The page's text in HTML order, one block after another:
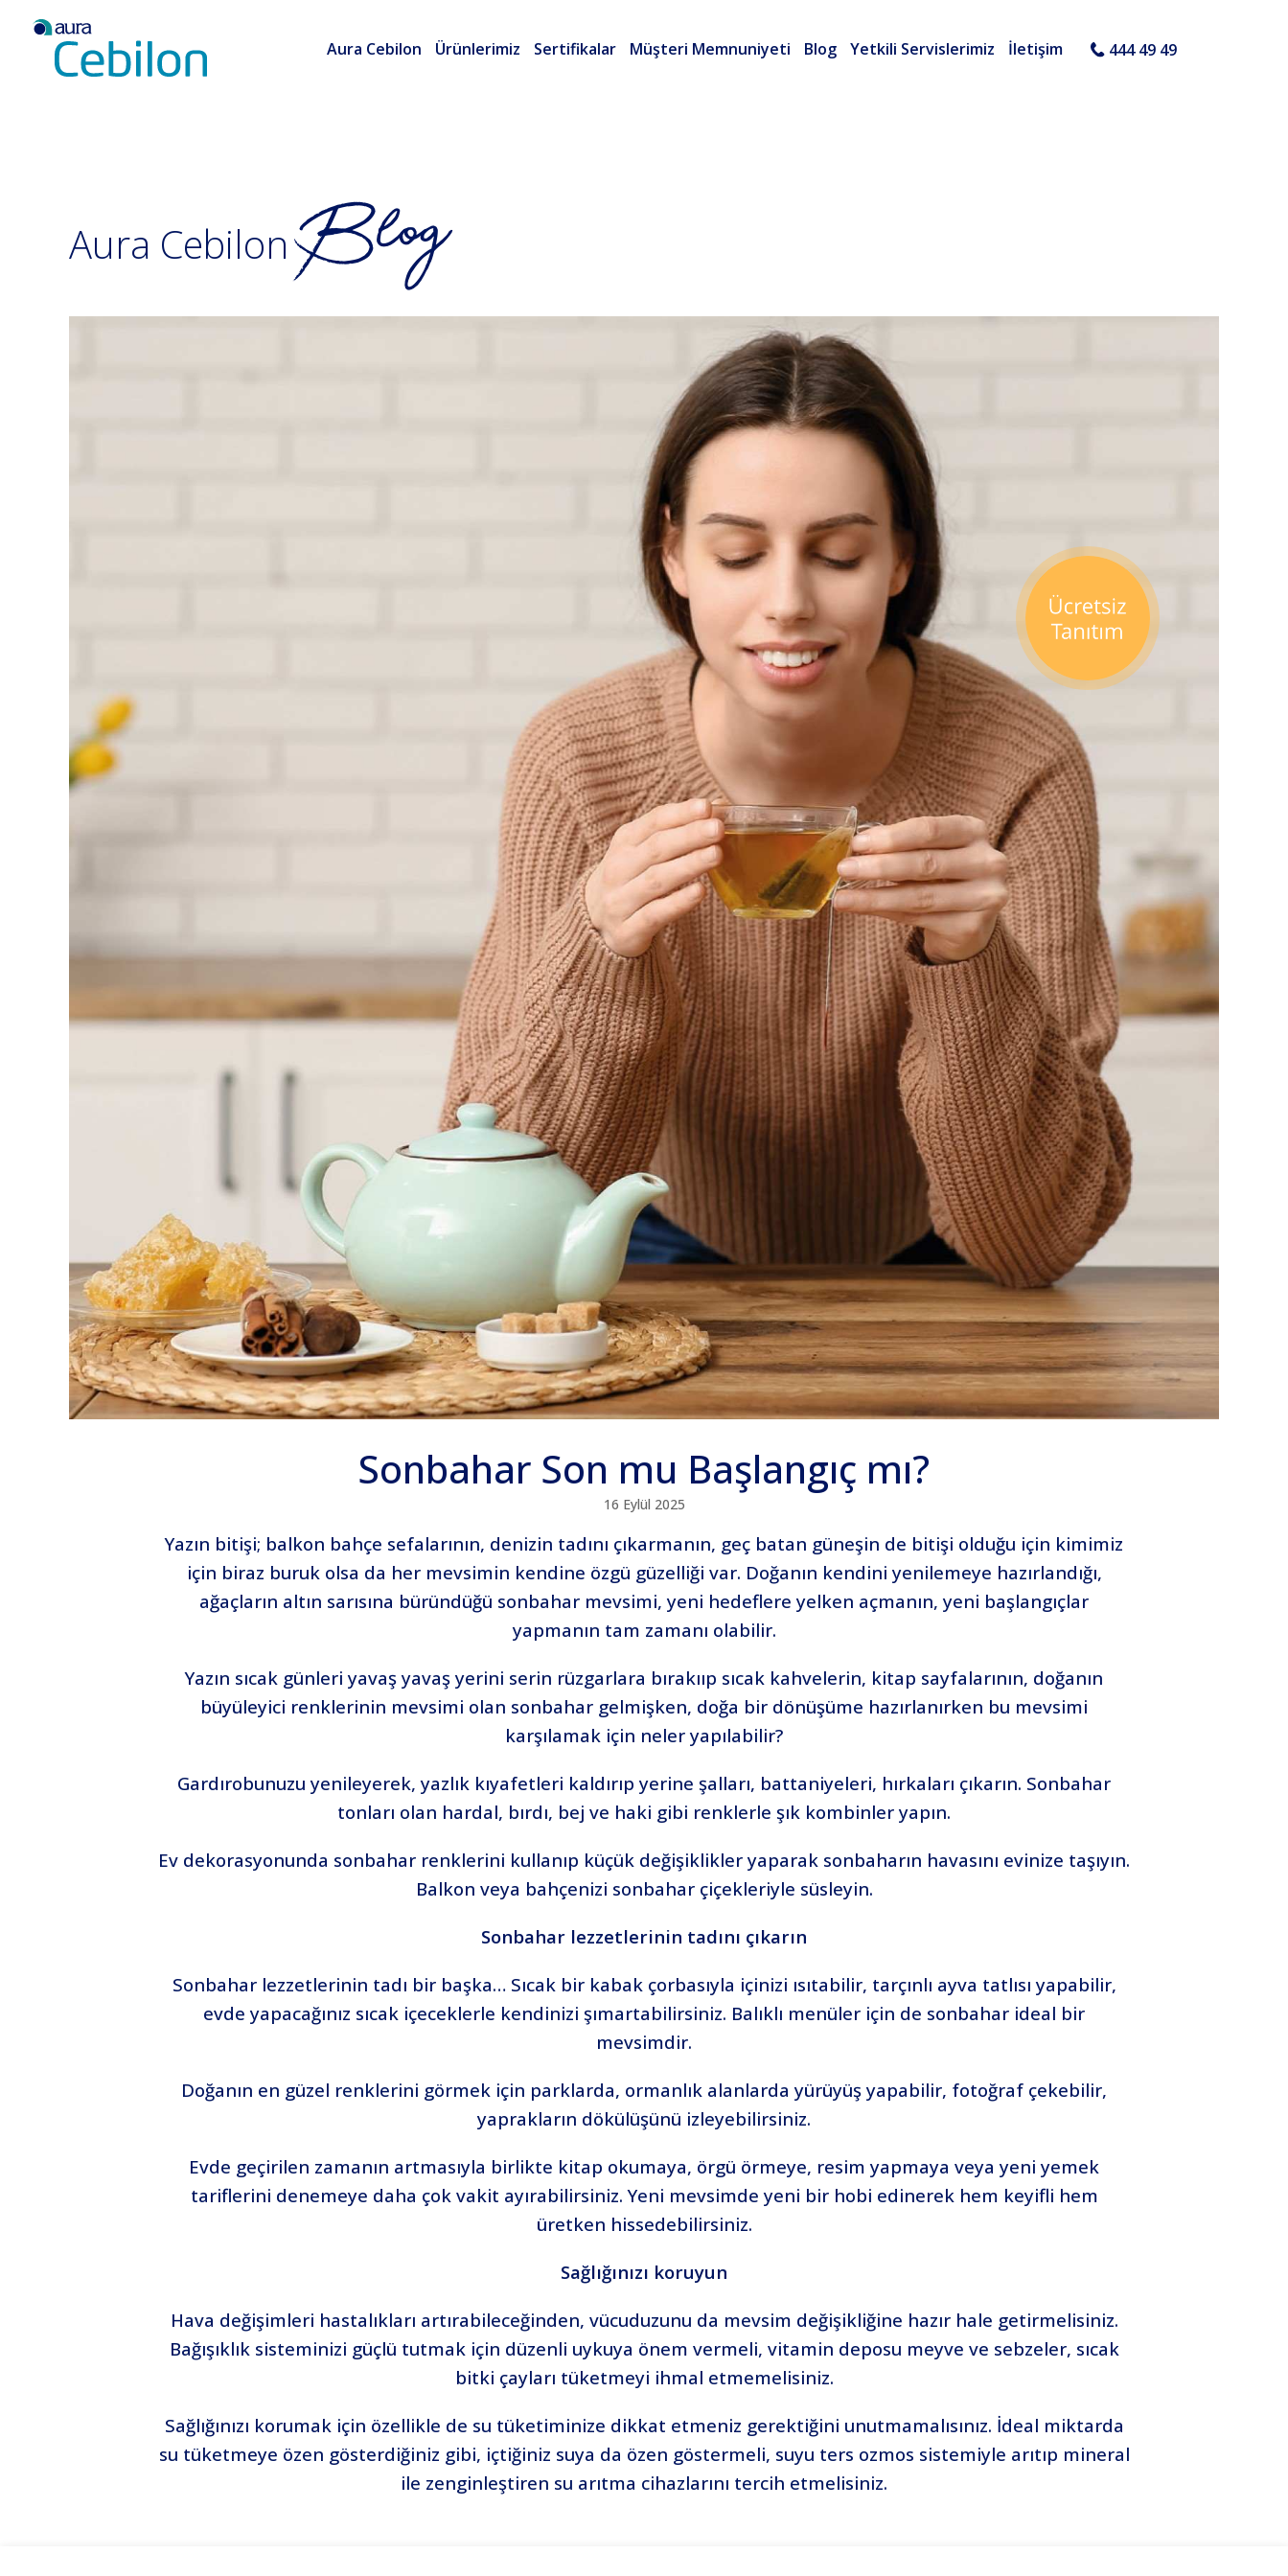
Aura Cebilon Ürünlerimiz Sertifikalar Müşteri Memnuniyeti Blog Yetkili Servislerimiz İletişim 444 49 49
Aura Cebilon
Sonbahar Son mu Başlangıç mı?
16 Eylül 2025
Yazın bitişi; balkon bahçe sefalarının, denizin tadını çıkarmanın, geç batan güneşin de bitişi olduğu için kimimiz
için biraz buruk olsa da her mevsimin kendine özgü güzelliği var. Doğanın kendini yenilemeye hazırlandığı,
ağaçların altın sarısına büründüğü sonbahar mevsimi, yeni hedeflere yelken açmanın, yeni başlangıçlar
yapmanın tam zamanı olabilir.
Yazın sıcak günleri yavaş yavaş yerini serin rüzgarlara bırakııp sıcak kahvelerin, kitap sayfalarının, doğanın
büyüleyici renklerinin mevsimi olan sonbahar gelmişken, doğa bir dönüşüme hazırlanırken bu mevsimi
karşılamak için neler yapılabilir?
Gardırobunuzu yenileyerek, yazlık kıyafetleri kaldırıp yerine şalları, battaniyeleri, hırkaları çıkarın. Sonbahar
tonları olan hardal, bırdı, bej ve haki gibi renklerle şık kombinler yapın.
Ev dekorasyonunda sonbahar renklerini kullanıp küçük değişiklikler yaparak sonbaharın havasını evinize taşıyın.
Balkon veya bahçenizi sonbahar çiçekleriyle süsleyin.
Sonbahar lezzetlerinin tadını çıkarın
Sonbahar lezzetlerinin tadı bir başka… Sıcak bir kabak çorbasıyla içinizi ısıtabilir, tarçınlı ayva tatlısı yapabilir,
evde yapacağınız sıcak içeceklerle kendinizi şımartabilirsiniz. Balıklı menüler için de sonbahar ideal bir
mevsimdir.
Doğanın en güzel renklerini görmek için parklarda, ormanlık alanlarda yürüyüş yapabilir, fotoğraf çekebilir,
yaprakların dökülüşünü izleyebilirsiniz.
Evde geçirilen zamanın artmasıyla birlikte kitap okumaya, örgü örmeye, resim yapmaya veya yeni yemek
tariflerini denemeye daha çok vakit ayırabilirsiniz. Yeni mevsimde yeni bir hobi edinerek hem keyifli hem
üretken hissedebilirsiniz.
Sağlığınızı koruyun
Hava değişimleri hastalıkları artırabileceğinden, vücuduzunu da mevsim değişikliğine hazır hale getirmelisiniz.
Bağışıklık sisteminizi güçlü tutmak için düzenli uykuya önem vermeli, vitamin deposu meyve ve sebzeler, sıcak
bitki çayları tüketmeyi ihmal etmemelisiniz.
Sağlığınızı korumak için özellikle de su tüketiminize dikkat etmeniz gerektiğini unutmamalısınız. İdeal miktarda
su tüketmeye özen gösterdiğiniz gibi, içtiğiniz suya da özen göstermeli, suyu ters ozmos sistemiyle arıtıp mineral
ile zenginleştiren su arıtma cihazlarını tercih etmelisiniz.